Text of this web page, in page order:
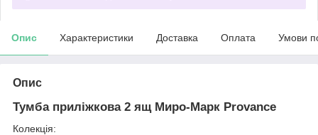
Опис Характеристики Доставка Оплата Умови
Опис
Тумба приліжкова 2 ящ Миро-Марк Provance
Колекція: